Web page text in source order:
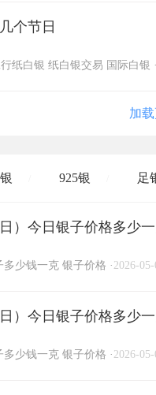
个节日
纸白银 纸白银交易 国际白银 ·
加
925银 足
大清银币 /
生 周大生
尊 / 潮宏基 /
日）今日银子价格多少
多少钱一克 银子价格 · 2026-05-
日）今日银子价格多少
多少钱一克 银子价格 · 2026-